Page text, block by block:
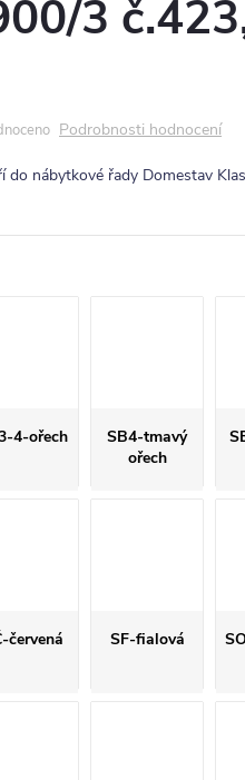
3
Podrobnosti hodnocení
do nábytkové řady Domestav
4-ořech
SB4-tmavý
ořech
červená SF-fialová